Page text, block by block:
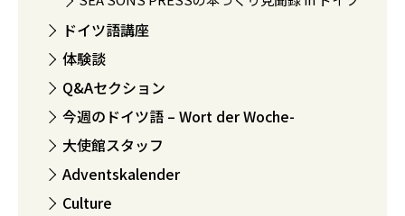
ドイツ語講座
体験談
Q&Aセクション
今週のドイツ語 – Wort der Woche-
大使館スタッフ
Adventskalender
Culture